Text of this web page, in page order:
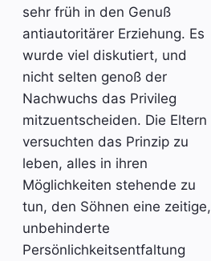
sehr früh in den Genuß
antiautoritärer Erziehung. Es
wurde viel diskutiert, und
nicht selten genoß der
Nachwuchs das Privileg
mitzuentscheiden. Die Eltern
versuchten das Prinzip zu
leben, alles in ihren
Möglichkeiten stehende zu
tun, den Söhnen eine zeitige,
unbehinderte
Persönlichkeitsentfaltung